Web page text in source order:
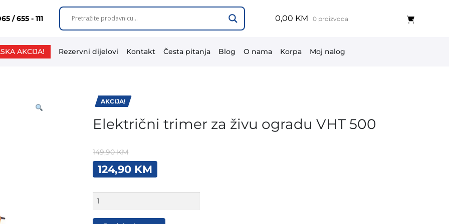
/ 655 - 111 0,00 KM 0 proizvoda
AKCIJA! Rezervni dijelovi Kontakt Česta pitanja Blog O nama Korpa Moj nalog
AKCIJA!
Električni trimer za živu ogradu VHT 500
149,90KM
Original
price
149,90 KM.
124,90 KM
Current
price
trimer